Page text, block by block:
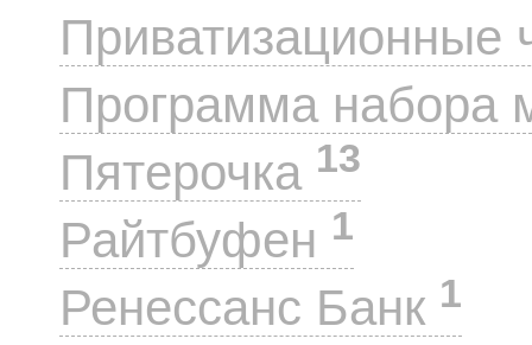
Приватизационные
Программа набора
Пятерочка 13
Райтбуфен 1
Ренессанс Банк 1